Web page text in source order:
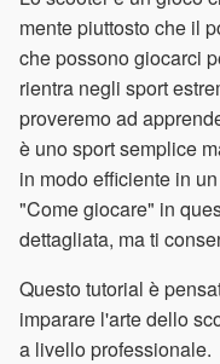
mente piuttosto che il
che possono giocarci
rientra negli sport
proveremo ad
è uno sport semplice
in modo efficiente in
"Come giocare" in
dettagliata, ma ti
Questo tutorial è
imparare l'arte dello
a livello professionale.